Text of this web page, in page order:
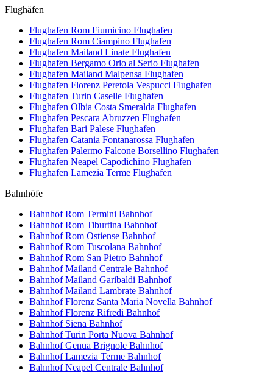
Flughäfen
Flughafen Rom Fiumicino Flughafen
Flughafen Rom Ciampino Flughafen
Flughafen Mailand Linate Flughafen
Flughafen Bergamo Orio al Serio Flughafen
Flughafen Mailand Malpensa Flughafen
Flughafen Florenz Peretola Vespucci Flughafen
Flughafen Turin Caselle Flughafen
Flughafen Olbia Costa Smeralda Flughafen
Flughafen Pescara Abruzzen Flughafen
Flughafen Bari Palese Flughafen
Flughafen Catania Fontanarossa Flughafen
Flughafen Palermo Falcone Borsellino Flughafen
Flughafen Neapel Capodichino Flughafen
Flughafen Lamezia Terme Flughafen
Bahnhöfe
Bahnhof Rom Termini Bahnhof
Bahnhof Rom Tiburtina Bahnhof
Bahnhof Rom Ostiense Bahnhof
Bahnhof Rom Tuscolana Bahnhof
Bahnhof Rom San Pietro Bahnhof
Bahnhof Mailand Centrale Bahnhof
Bahnhof Mailand Garibaldi Bahnhof
Bahnhof Mailand Lambrate Bahnhof
Bahnhof Florenz Santa Maria Novella Bahnhof
Bahnhof Florenz Rifredi Bahnhof
Bahnhof Siena Bahnhof
Bahnhof Turin Porta Nuova Bahnhof
Bahnhof Genua Brignole Bahnhof
Bahnhof Lamezia Terme Bahnhof
Bahnhof Neapel Centrale Bahnhof